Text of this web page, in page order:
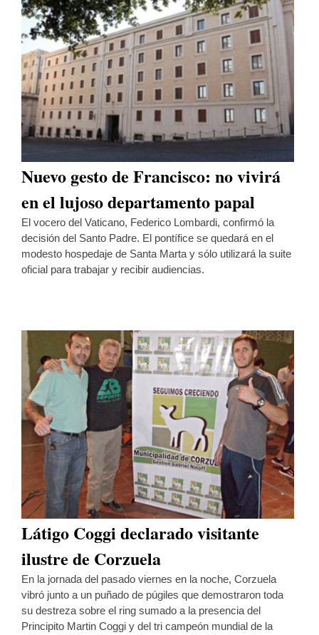
Nuevo gesto de Francisco: no vivirá
en el lujoso departamento papal
El vocero del Vaticano, Federico Lombardi, confirmó la
decisión del Santo Padre. El pontífice se quedará en el
modesto hospedaje de Santa Marta y sólo utilizará la suite
oficial para trabajar y recibir audiencias.
Látigo Coggi declarado visitante
ilustre de Corzuela
En la jornada del pasado viernes en la noche, Corzuela
vibró junto a un puñado de púgiles que demostraron toda
su destreza sobre el ring sumado a la presencia del
Principito Martin Coggi y del tri campeón mundial de la